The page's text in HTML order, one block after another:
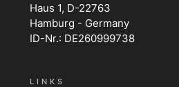
Haus 1, D-22763
Hamburg - Germany
ID-Nr.: DE260999738
LINKS